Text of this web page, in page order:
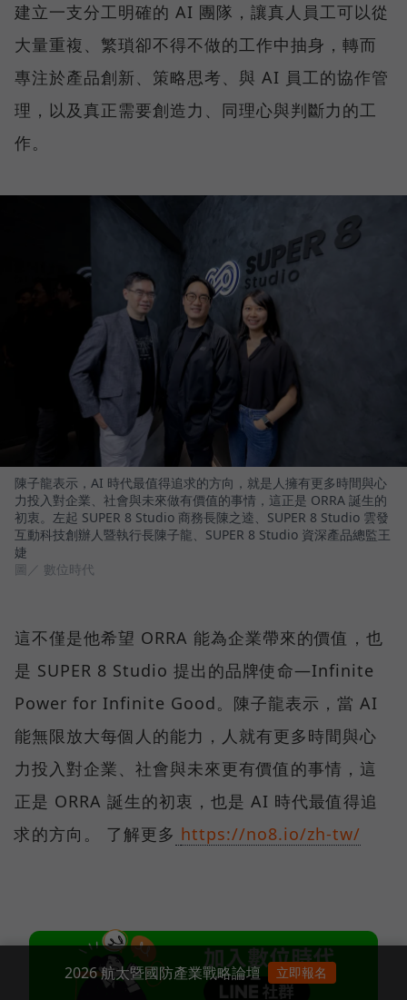
建立一支分工明確的 AI 團隊，讓真人員工可以從
大量重複、繁瑣卻不得不做的工作中抽身，轉而
專注於產品創新、策略思考、與 AI 員工的協作管
理，以及真正需要創造力、同理心與判斷力的工
作。
陳子龍表示，AI 時代最值得追求的方向，就是人擁有更多時間與心
力投入對企業、社會與未來做有價值的事情，這正是 ORRA 誕生的
初衷。左起 SUPER 8 Studio 商務長陳之逵、SUPER 8 Studio 雲發
互動科技創辦人暨執行長陳子龍、SUPER 8 Studio 資深產品總監王
婕
圖／ 數位時代
這不僅是他希望 ORRA 能為企業帶來的價值，也
是 SUPER 8 Studio 提出的品牌使命—Infinite
Power for Infinite Good。陳子龍表示，當 AI
能無限放大每個人的能力，人就有更多時間與心
力投入對企業、社會與未來更有價值的事情，這
正是 ORRA 誕生的初衷，也是 AI 時代最值得追
求的方向。 了解更多 https://no8.io/zh-tw/
2026 航太暨國防產業戰略論壇 立即報名